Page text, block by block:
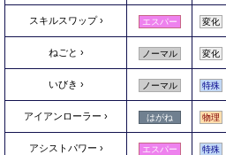
スキルスワップ エスパー 変化
ねごと ノーマル 変化
いびき ノーマル 特殊
アイアンローラー はがね 物理
アシストパワー エスパー 特殊